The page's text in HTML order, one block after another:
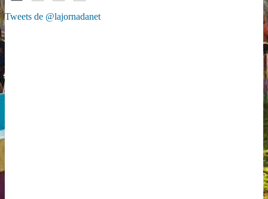
Tweets de @lajornadanet